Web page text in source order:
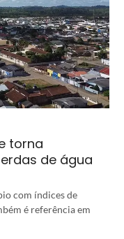
torna
de água
com índices de
é referência em